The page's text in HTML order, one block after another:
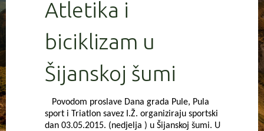
Atletika i
biciklizam u
Šijanskoj šumi
Povodom proslave Dana grada Pule, Pula
sport i Triatlon savez I.Ž. organiziraju sportski
dan 03.05.2015. (nedjelja ) u Šijanskoj šumi. U